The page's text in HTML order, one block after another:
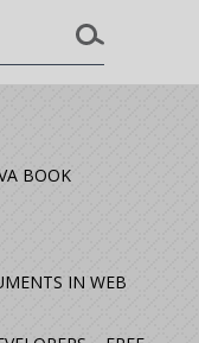
BOOK
IN WEB